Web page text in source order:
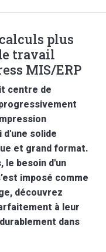
plus
travail
MIS/ERP
centre de
d'une solide
et grand format.
le besoin d'un
imposé comme
découvrez
à leur
dans